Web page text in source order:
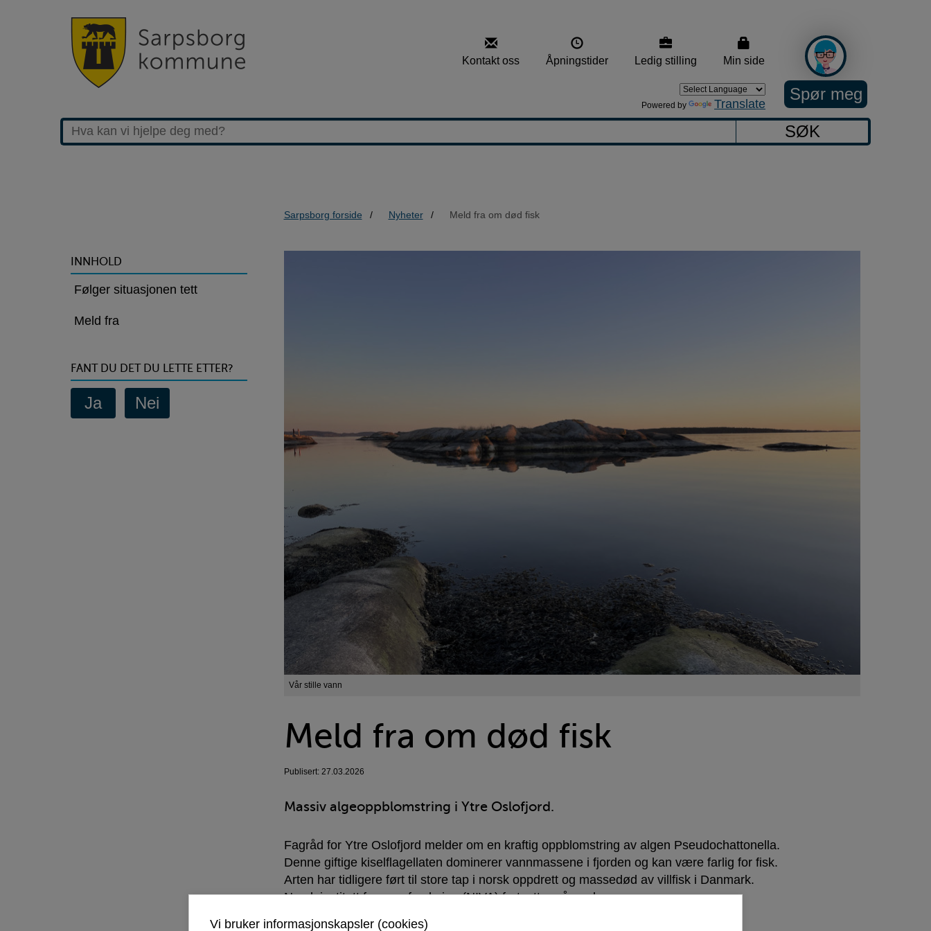
Kontakt oss Åpningstider Ledig stilling Min side
Spør meg
Powered by Translate
SØK
Sarpsborg forside Nyheter Meld fra om død fisk
>Meld
fra
om
fisk
INNHOLD
Følger situasjonen tett
Meld fra
FANT DU DET DU LETTE ETTER?
Vår stille vann
Meld fra om død fisk
Publisert: 27.03.2026
Massiv algeoppblomstring i Ytre Oslofjord.
Fagråd for Ytre Oslofjord melder om en kraftig oppblomstring av algen Pseudochattonella.
Denne giftige kiselflagellaten dominerer vannmassene i fjorden og kan være farlig for fisk.
Arten har tidligere ført til store tap i norsk oppdrett og massedød av villfisk i Danmark.
Norsk institutt for vannforskning (NIVA) fortsetter nå analysene.
Vi bruker informasjonskapsler (cookies)